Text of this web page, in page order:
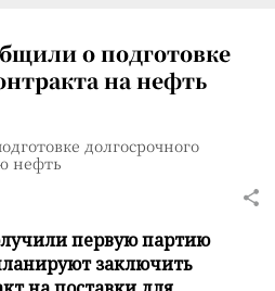
о подготовке
на нефть
долгосрочного
нефть
первую партию
заключить